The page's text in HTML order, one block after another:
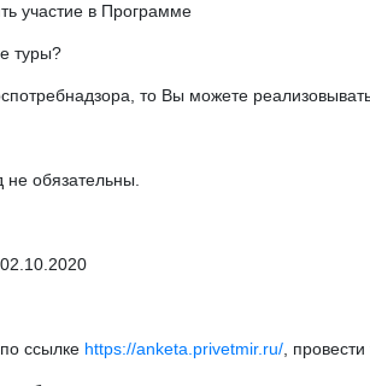
участие в Программе
туры?
то Вы можете реализовывать
обязательны.
ссылке https://anketa.privetmir.ru/ ,